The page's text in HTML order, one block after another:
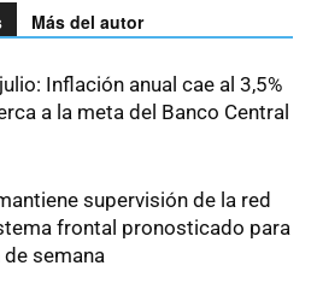
Más del autor
Inflación anual cae al 3,5%
a la meta del Banco Central
supervisión de la red
frontal pronosticado para
semana